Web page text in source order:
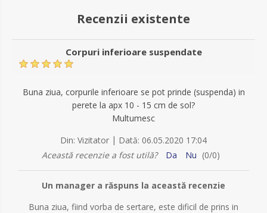
Recenzii existente
Corpuri inferioare suspendate
Buna ziua, corpurile inferioare se pot prinde (suspenda) in
perete la apx 10 - 15 cm de sol?
Multumesc
Din: Vizitator | Dată: 06.05.2020 17:04
Această recenzie a fost utilă?
Da Nu (0/0)
Un manager a răspuns la această recenzie
Buna ziua, fiind vorba de sertare, este dificil de prins in